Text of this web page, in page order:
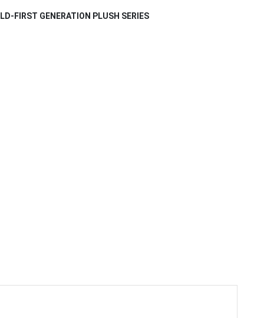
FIRST GENERATION PLUSH SERIES